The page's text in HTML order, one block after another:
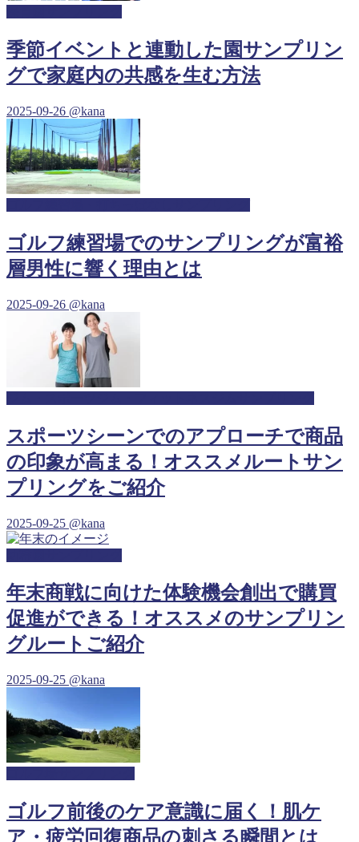
季節イベントと連動した園サンプリン
グで家庭内の共感を生む方法
2025-09-26 @kana
ゴルフ練習場でのサンプリングが富裕
層男性に響く理由とは
2025-09-26 @kana
スポーツシーンでのアプローチで商品
の印象が高まる！オススメルートサン
プリングをご紹介
2025-09-25 @kana
年末商戦に向けた体験機会創出で購買
促進ができる！オススメのサンプリン
グルートご紹介
2025-09-25 @kana
ゴルフ前後のケア意識に届く！肌ケ
ア・疲労回復商品の刺さる瞬間とは